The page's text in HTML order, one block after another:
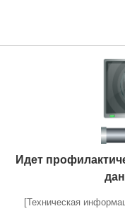
Идет
[Техническая